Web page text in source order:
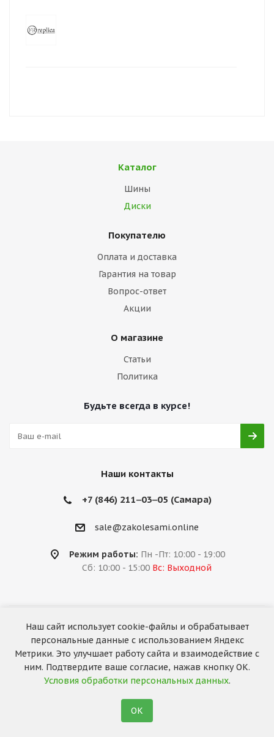
Каталог
Шины
Диски
Покупателю
Оплата и доставка
Гарантия на товар
Вопрос-ответ
Акции
О магазине
Статьи
Политика
Будьте всегда в курсе!
Наши контакты
+7 (846) 211‒03‒05 (Самара)
sale@zakolesami.online
Режим работы: Пн -Пт: 10:00 - 19:00
Сб: 10:00 - 15:00 Вс: Выходной
2026 © «За колёсами.Online»
Запуск сайта —RuMaster
Наш сайт использует cookie-файлы и обрабатывает
персональные данные с использованием Яндекс
Метрики. Это улучшает работу сайта и взаимодействие с
ним. Подтвердите ваше согласие, нажав кнопку ОК.
Условия обработки персональных данных.
ОК